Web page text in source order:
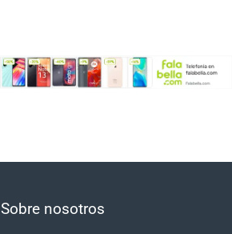
Sobre nosotros